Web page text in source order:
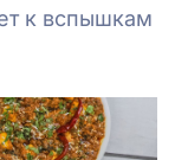
к вспышкам